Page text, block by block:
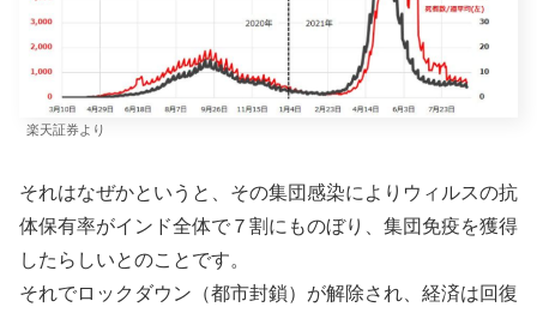
楽天証券より
それはなぜかというと、その集団感染によりウィルスの抗
体保有率がインド全体で７割にものぼり、集団免疫を獲得
したらしいとのことです。
それでロックダウン（都市封鎖）が解除され、経済は回復